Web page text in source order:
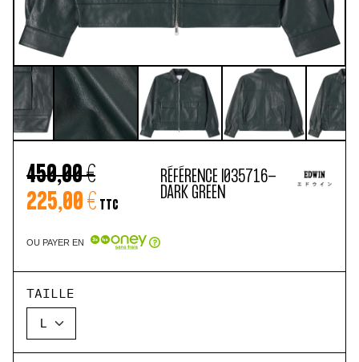
450,00 €
225,00 € TTC
OU PAYER EN
RÉFÉRENCE I035716-
DARK GREEN
TAILLE